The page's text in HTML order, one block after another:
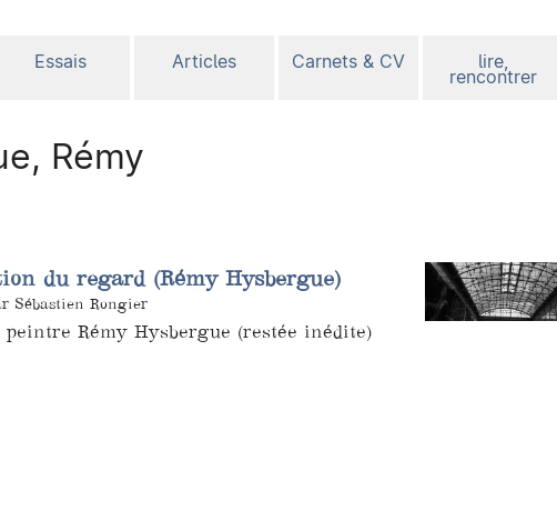
Essais Articles Carnets & CV lire,
rencontrer
Rémy
du regard (Rémy Hysbergue)
Sébastien Rongier
Rémy Hysbergue (restée inédite)